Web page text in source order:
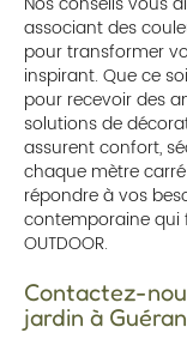
associant des
pour transformer
inspirant. Que ce
pour recevoir des
solutions de
assurent confort,
chaque mètre
répondre à vos
contemporaine qui
OUTDOOR.
Contactez-
jardin à